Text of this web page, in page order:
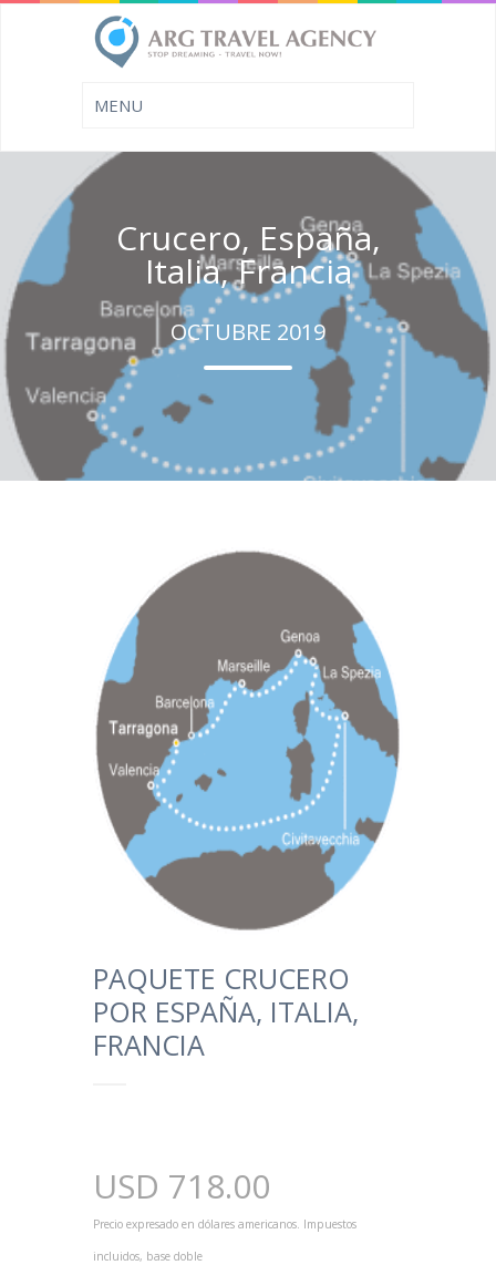
Crucero, España,
Italia, Francia
OCTUBRE 2019
PAQUETE CRUCERO
POR ESPAÑA, ITALIA,
FRANCIA
USD 718.00
Precio expresado en dólares americanos. Impuestos
incluidos, base doble